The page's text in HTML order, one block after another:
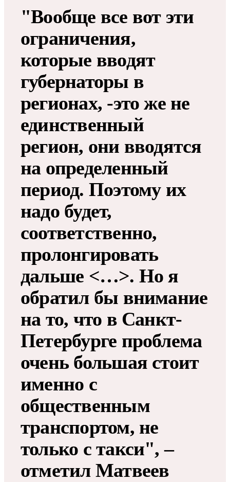
"Вообще все вот эти
ограничения,
которые вводят
губернаторы в
регионах, -это же не
единственный
регион, они вводятся
на определенный
период. Поэтому их
надо будет,
соответственно,
пролонгировать
дальше <…>. Но я
обратил бы внимание
на то, что в Санкт-
Петербурге проблема
очень большая стоит
именно с
общественным
транспортом, не
только с такси", –
отметил Матвеев